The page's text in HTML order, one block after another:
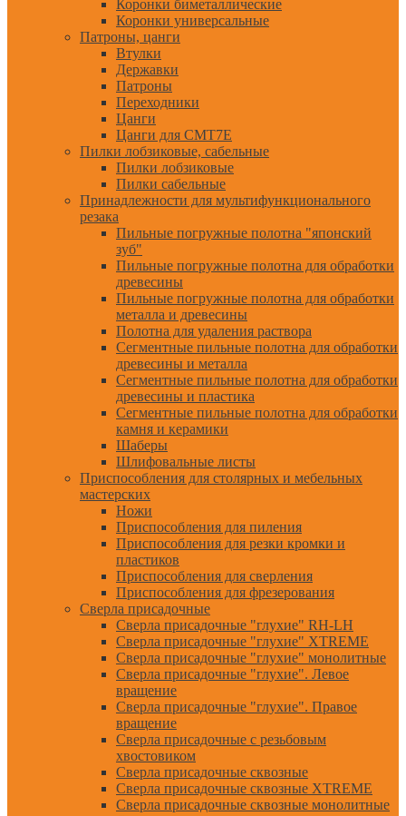
Коронки биметаллические
Коронки универсальные
Патроны, цанги
Втулки
Державки
Патроны
Переходники
Цанги
Цанги для CMT7E
Пилки лобзиковые, сабельные
Пилки лобзиковые
Пилки сабельные
Принадлежности для мультифункционального
резака
Пильные погружные полотна "японский
зуб"
Пильные погружные полотна для обработки
древесины
Пильные погружные полотна для обработки
металла и древесины
Полотна для удаления раствора
Сегментные пильные полотна для обработки
древесины и металла
Сегментные пильные полотна для обработки
древесины и пластика
Сегментные пильные полотна для обработки
камня и керамики
Шаберы
Шлифовальные листы
Приспособления для столярных и мебельных
мастерских
Ножи
Приспособления для пиления
Приспособления для резки кромки и
пластиков
Приспособления для сверления
Приспособления для фрезерования
Сверла присадочные
Сверла присадочные "глухие" RH-LH
Сверла присадочные "глухие" XTREME
Сверла присадочные "глухие" монолитные
Сверла присадочные "глухие". Левое
вращение
Сверла присадочные "глухие". Правое
вращение
Сверла присадочные с резьбовым
хвостовиком
Сверла присадочные сквозные
Сверла присадочные сквозные XTREME
Сверла присадочные сквозные монолитные